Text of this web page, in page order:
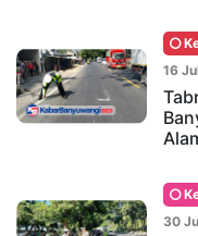
16
30